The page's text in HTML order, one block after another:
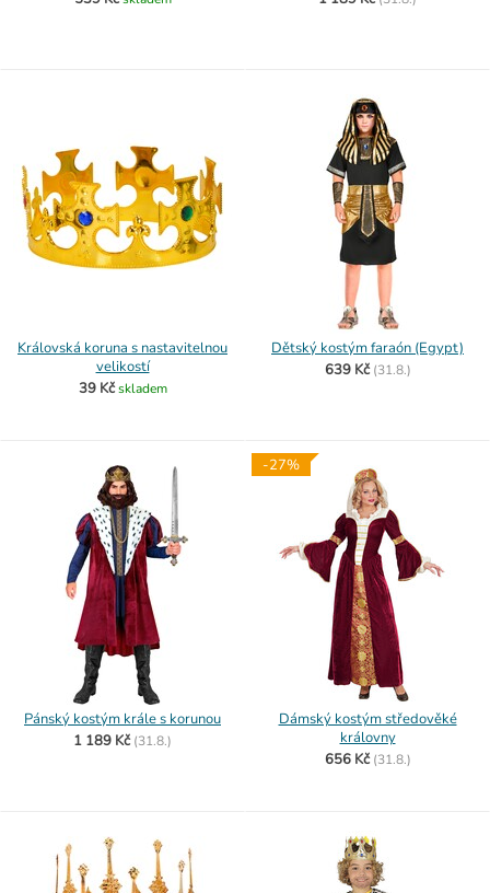
Královská koruna s nastavitelnou
velikostí
39 Kč skladem
Dětský kostým faraón (Egypt)
639 Kč (31.8.)
Pánský kostým krále s korunou
1 189 Kč (31.8.)
-27%
Dámský kostým středověké
královny
656 Kč (31.8.)